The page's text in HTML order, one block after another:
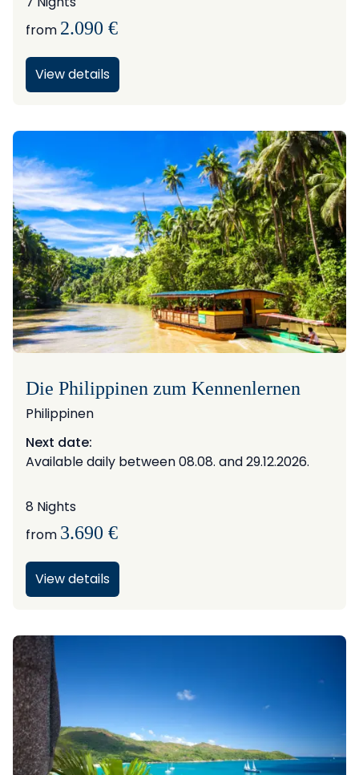
from 2.090 €
View details
Die Philippinen zum Kennenlernen
Philippinen
Next date:
Available daily between 08.08. and 29.12.2026.
8 Nights
from 3.690 €
View details